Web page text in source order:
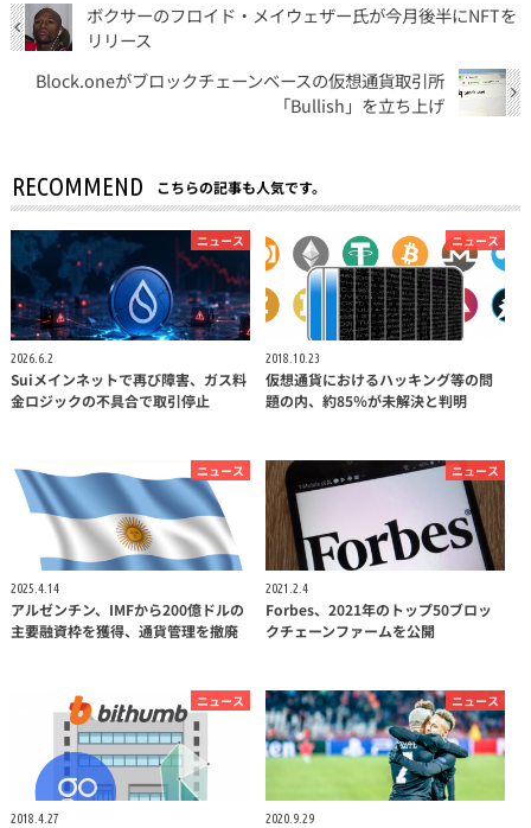
ボクサーのフロイド・メイウェザー氏が今月後半にNFTを
リリース
Block.oneがブロックチェーンベースの仮想通貨取引所
「Bullish」を立ち上げ
RECOMMEND こちらの記事も人気です。
ニュース
2026.6.2
Suiメインネットで再び障害、ガス料
金ロジックの不具合で取引停止
ニュース
2018.10.23
仮想通貨におけるハッキング等の問
題の内、約85％が未解決と判明
ニュース
2025.4.14
アルゼンチン、IMFから200億ドルの
主要融資枠を獲得、通貨管理を撤廃
ニュース
2021.2.4
Forbes、2021年のトップ50ブロッ
クチェーンファームを公開
ニュース
2018.4.27
ニュース
2020.9.29